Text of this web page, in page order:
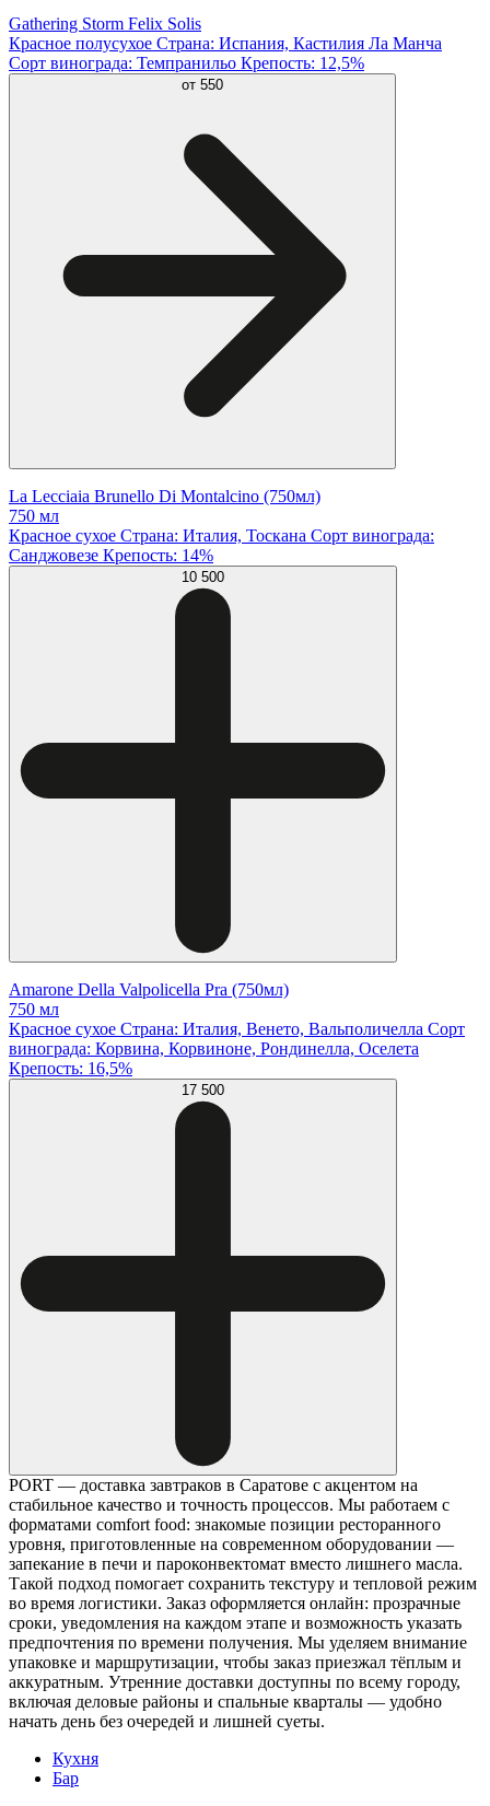
Gathering Storm Felix Solis
Красное полусухое Страна: Испания, Кастилия Ла Манча
Сорт винограда: Темпранильо Крепость: 12,5%
от 550
La Lecciaia Brunello Di Montalcino (750мл)
750 мл
Красное сухое Страна: Италия, Тоскана Сорт винограда:
Санджовезе Крепость: 14%
10 500
Amarone Della Valpolicella Pra (750мл)
750 мл
Красное сухое Страна: Италия, Венето, Вальполичелла Сорт
винограда: Корвина, Корвиноне, Рондинелла, Оселета
Крепость: 16,5%
17 500
PORT — доставка завтраков в Саратове с акцентом на
стабильное качество и точность процессов. Мы работаем с
форматами comfort food: знакомые позиции ресторанного
уровня, приготовленные на современном оборудовании —
запекание в печи и пароконвектомат вместо лишнего масла.
Такой подход помогает сохранить текстуру и тепловой режим
во время логистики. Заказ оформляется онлайн: прозрачные
сроки, уведомления на каждом этапе и возможность указать
предпочтения по времени получения. Мы уделяем внимание
упаковке и маршрутизации, чтобы заказ приезжал тёплым и
аккуратным. Утренние доставки доступны по всему городу,
включая деловые районы и спальные кварталы — удобно
начать день без очередей и лишней суеты.
Кухня
Бар